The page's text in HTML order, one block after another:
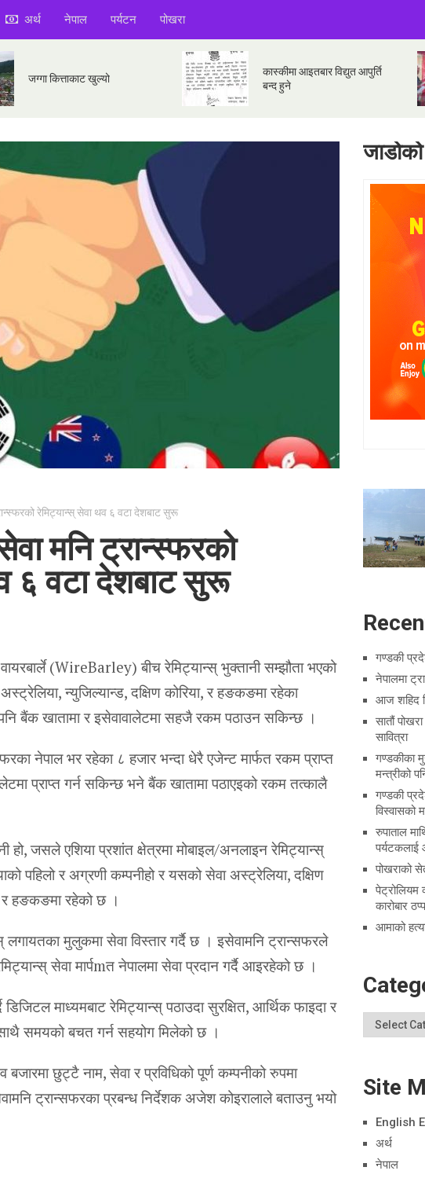
अर्थ नेपाल पर्यटन पोखरा
जग्गा कित्ताकाट खुल्यो
कास्कीमा आइतबार विद्युत आपुर्ति
बन्द हुने
रेमिट्यान्स् सेवा थव ६ वटा देशबाट सुरू
मनि ट्रान्स्फरको
६ वटा देशबाट सुरू
(WireBarley) बीच रेमिट्यान्स् भुक्तानी सम्झौता भएको
न्युजिल्यान्ड, दक्षिण कोरिया, र हङकङमा रहेका
बैंक खातामा र इसेवावालेटमा सहजै रकम पठाउन सकिन्छ ।
नेपाल भर रहेका ८ हजार भन्दा धेरै एजेन्ट मार्फत रकम प्राप्त
प्राप्त गर्न सकिन्छ भने बैंक खातामा पठाएइको रकम तत्कालै
हो, जसले एशिया प्रशांत क्षेत्रमा मोबाइल/अनलाइन रेमिट्यान्स्
पहिलो र अग्रणी कम्पनीहो र यसको सेवा अस्ट्रेलिया, दक्षिण
र हङकङमा रहेको छ ।
मुलुकमा सेवा विस्तार गर्दै छ । इसेवामनि ट्रान्सफरले
सेवा मार्पmत नेपालमा सेवा प्रदान गर्दै आइरहेको छ ।
माध्यमबाट रेमिट्यान्स् पठाउदा सुरक्षित, आर्थिक फाइदा र
साथै समयको बचत गर्न सहयोग मिलेको छ ।
बजारमा छुट्टै नाम, सेवा र प्रविधिको पूर्ण कम्पनीको रुपमा
ट्रान्सफरका प्रबन्ध निर्देशक अजेश कोइरालाले बताउनु भयो
गण्डकी
नेपालमा
आज शहिद
सातौं
सावित्रा
गण्डकीका
मन्त्रीको
गण्डकी
विस्वासको
रुपाताल
पर्यटकलाई
पोखराको
पेट्रोलियम
कारोबार
आमाको
Site
English
अर्थ
नेपाल